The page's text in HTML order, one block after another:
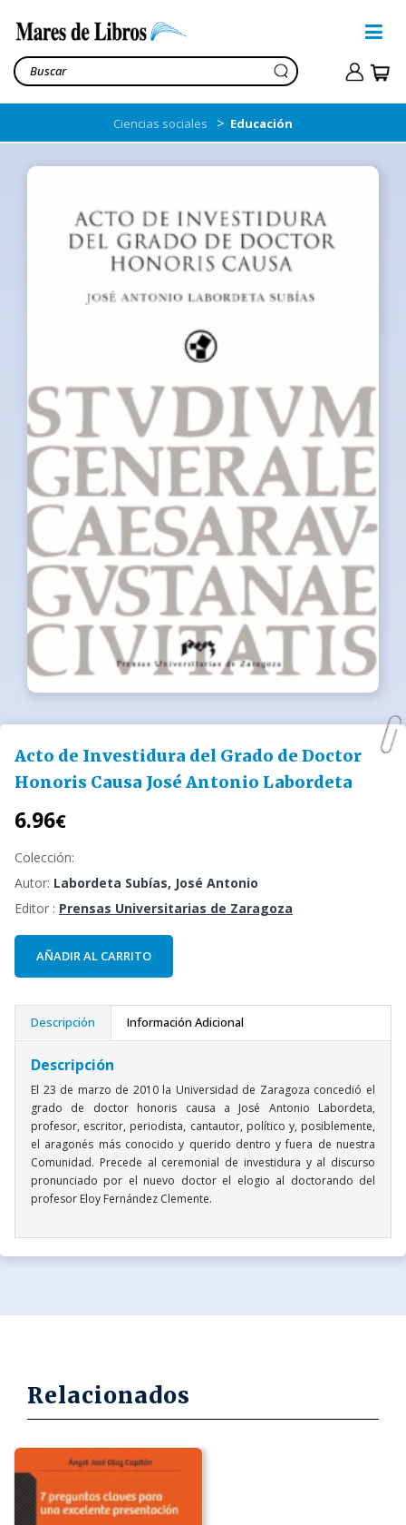
Ciencias sociales > Educación
Acto de Investidura del Grado de Doctor
Honoris Causa José Antonio Labordeta
6.96€
Colección:
Autor: Labordeta Subías, José Antonio
Editor : Prensas Universitarias de Zaragoza
AÑADIR AL CARRITO
Descripción Información Adicional
Descripción
El 23 de marzo de 2010 la Universidad de Zaragoza concedió el
grado de doctor honoris causa a José Antonio Labordeta,
profesor, escritor, periodista, cantautor, político y, posiblemente,
el aragonés más conocido y querido dentro y fuera de nuestra
Comunidad. Precede al ceremonial de investidura y al discurso
pronunciado por el nuevo doctor el elogio al doctorando del
profesor Eloy Fernández Clemente.
Relacionados